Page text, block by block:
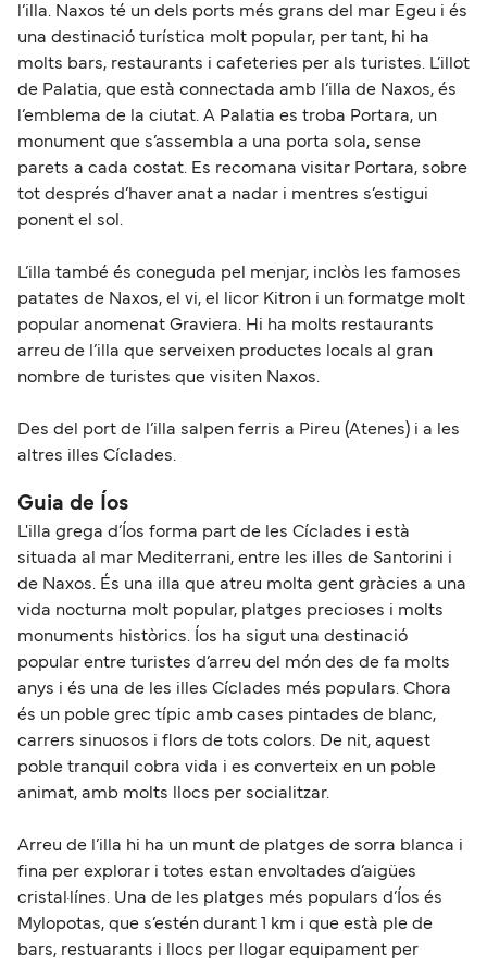
l’illa. Naxos té un dels ports més grans del mar Egeu i és
una destinació turística molt popular, per tant, hi ha
molts bars, restaurants i cafeteries per als turistes. L’illot
de Palatia, que està connectada amb l’illa de Naxos, és
l’emblema de la ciutat. A Palatia es troba Portara, un
monument que s’assembla a una porta sola, sense
parets a cada costat. Es recomana visitar Portara, sobre
tot després d’haver anat a nadar i mentres s’estigui
ponent el sol.
L’illa també és coneguda pel menjar, inclòs les famoses
patates de Naxos, el vi, el licor Kitron i un formatge molt
popular anomenat Graviera. Hi ha molts restaurants
arreu de l’illa que serveixen productes locals al gran
nombre de turistes que visiten Naxos.
Des del port de l’illa salpen ferris a Pireu (Atenes) i a les
altres illes Cíclades.
Guia de Íos
L'illa grega d’Íos forma part de les Cíclades i està
situada al mar Mediterrani, entre les illes de Santorini i
de Naxos. És una illa que atreu molta gent gràcies a una
vida nocturna molt popular, platges precioses i molts
monuments històrics. Íos ha sigut una destinació
popular entre turistes d’arreu del món des de fa molts
anys i és una de les illes Cíclades més populars. Chora
és un poble grec típic amb cases pintades de blanc,
carrers sinuosos i flors de tots colors. De nit, aquest
poble tranquil cobra vida i es converteix en un poble
animat, amb molts llocs per socialitzar.
Arreu de l’illa hi ha un munt de platges de sorra blanca i
fina per explorar i totes estan envoltades d’aigües
cristal·línes. Una de les platges més populars d’Íos és
Mylopotas, que s’estén durant 1 km i que està ple de
bars, restuarants i llocs per llogar equipament per